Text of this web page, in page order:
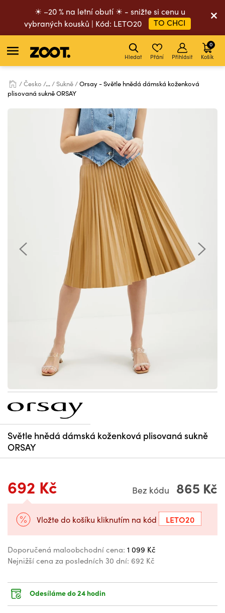
☀ –20 % na letní obutí ☀ - snižte si cenu u
vybraných kousků | Kód: LETO20
TO CHCI
Hledat Přání Přihlásit Košík
0
Česko ... Sukně
Orsay - Světle hnědá dámská koženková
plisovaná sukně ORSAY
Světle hnědá dámská koženková plisovaná sukně
ORSAY
692 Kč Bez kódu 865 Kč
Vložte do košíku kliknutím na kód LETO20
Doporučená maloobchodní cena: 1 099 Kč
Nejnižší cena za posledních 30 dní: 692 Kč
Odesíláme do 24 hodin